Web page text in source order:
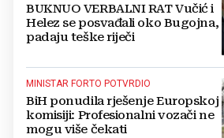
BUKNUO VERBALNI RAT Vučić i
Helez se posvađali oko Bugojna,
padaju teške riječi
MINISTAR FORTO POTVRDIO
BiH ponudila rješenje Europskoj
komisiji: Profesionalni vozači ne
mogu više čekati